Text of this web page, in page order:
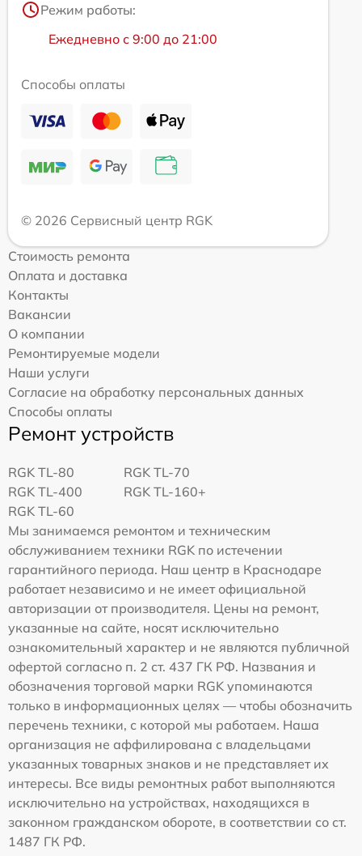
Режим работы:
Ежедневно с 9:00 до 21:00
Способы оплаты
© 2026 Сервисный центр RGK
Стоимость ремонта
Оплата и доставка
Контакты
Вакансии
О компании
Ремонтируемые модели
Наши услуги
Согласие на обработку персональных данных
Способы оплаты
Ремонт устройств
RGK TL-80
RGK TL-70
RGK TL-400
RGK TL-160+
RGK TL-60
Мы занимаемся ремонтом и техническим
обслуживанием техники RGK по истечении
гарантийного периода. Наш центр в Краснодаре
работает независимо и не имеет официальной
авторизации от производителя. Цены на ремонт,
указанные на сайте, носят исключительно
ознакомительный характер и не являются публичной
офертой согласно п. 2 ст. 437 ГК РФ. Названия и
обозначения торговой марки RGK упоминаются
только в информационных целях — чтобы обозначить
перечень техники, с которой мы работаем. Наша
организация не аффилирована с владельцами
указанных товарных знаков и не представляет их
интересы. Все виды ремонтных работ выполняются
исключительно на устройствах, находящихся в
законном гражданском обороте, в соответствии со ст.
1487 ГК РФ.